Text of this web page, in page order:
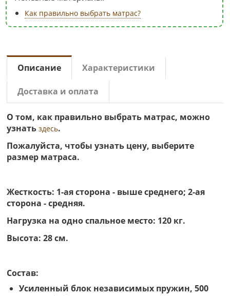
Как правильно выбрать матрас?
Описание Характеристики
Доставка и оплата
О том, как правильно выбрать матрас, можно
узнать здесь.
Пожалуйста, чтобы узнать цену, выберите
размер матраса.
Жесткость: 1-ая сторона - выше среднего; 2-ая
сторона - средняя.
Нагрузка на одно спальное место: 120 кг.
Высота: 28 см.
Состав:
Усиленный блок независимых пружин, 500